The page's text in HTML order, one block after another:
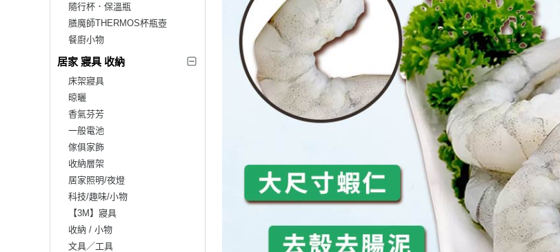
隨行杯．保溫瓶
膳魔師THERMOS杯瓶壺
餐廚小物
居家 寢具 收納
床架寢具
晾曬
香氣芬芳
一般電池
傢俱家飾
收納層架
居家照明/夜燈
科技/趣味/小物
【3M】寢具
收納 / 小物
文具／工具